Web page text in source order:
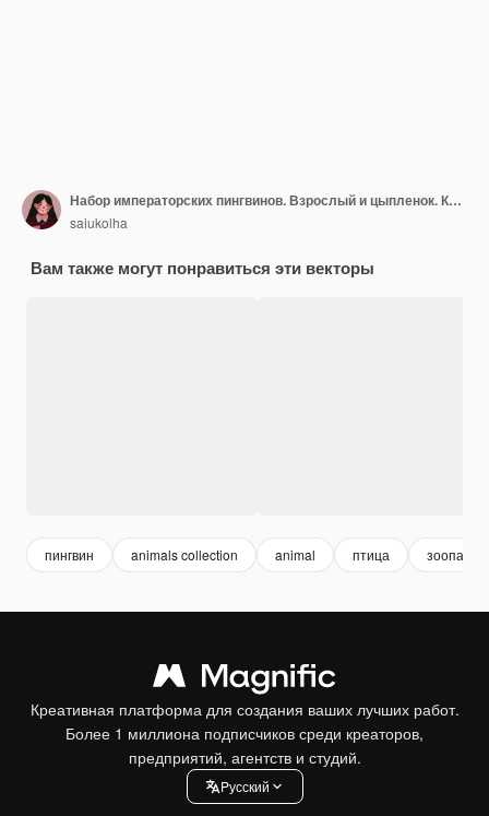
Набор императорских пингвинов. Взрослый и цыпленок. Коллекция рисованной векторной иллюстрации арктических животных. Цветной рисунок диких птиц, изолированные на белом. Элементы для дизайна, декора.
saiukolha
Вам также могут понравиться эти векторы
пингвин animals collection animal птица зоопарк
Креативная платформа для создания ваших лучших работ.
Более 1 миллиона подписчиков среди креаторов,
предприятий, агентств и студий.
Pусский